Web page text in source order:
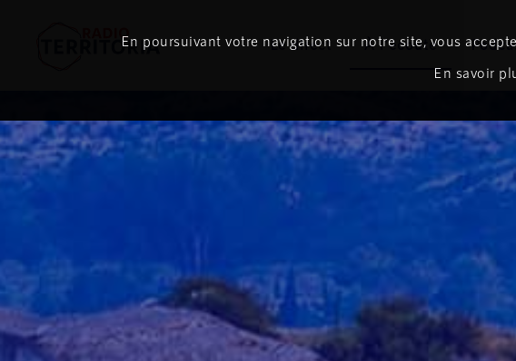
Le direct À l'écoute
En poursuivant votre navigation sur notre site, vous
En savoir